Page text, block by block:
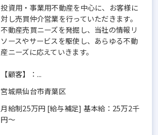
投資用・事業用不動産を中心に、お客様に
対し売買仲介営業を行っていただきます。
不動産売買ニーズを発掘し、当社の情報リ
ソースやサービスを駆使し、あらゆる不動
産ニーズに応えていきます。
【顧客】：...
宮城県仙台市青葉区
月給制25万円 [給与補足] 基本給：25万2千
円～